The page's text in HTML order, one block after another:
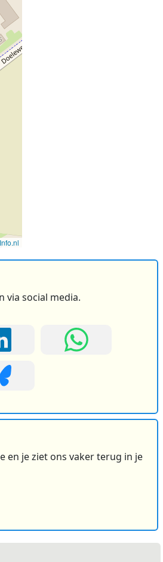
via social media.
en je ziet ons vaker terug in je